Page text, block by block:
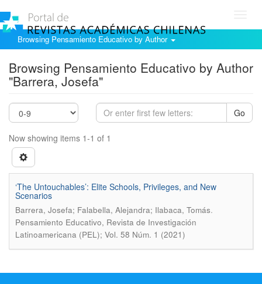
Browsing Pensamiento Educativo by Author
Browsing Pensamiento Educativo by Author
"Barrera, Josefa"
Go
Now showing items 1-1 of 1
‘The Untouchables’: Elite Schools, Privileges, and New
Scenarios
Barrera, Josefa; Falabella, Alejandra; Ilabaca, Tomás.
Pensamiento Educativo, Revista de Investigación
Latinoamericana (PEL); Vol. 58 Núm. 1 (2021)